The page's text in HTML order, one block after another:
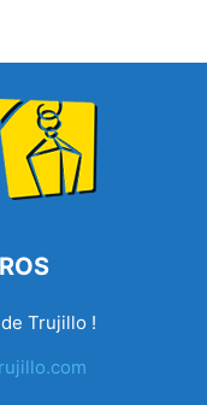
Trujillo !